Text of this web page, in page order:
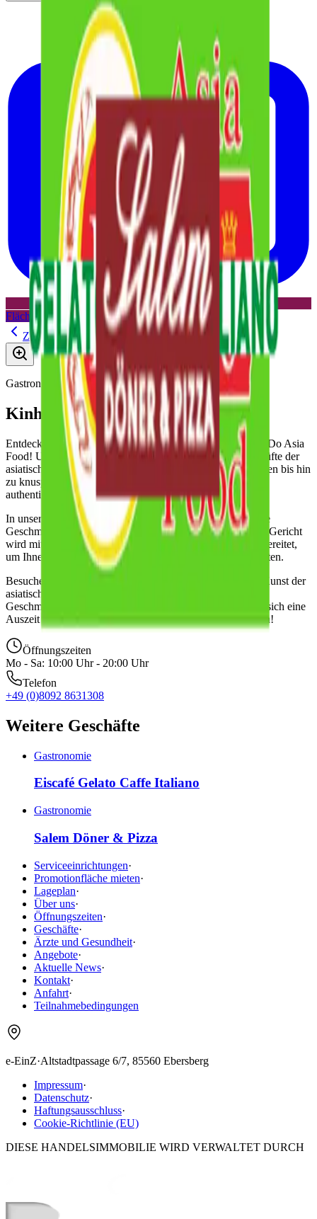
Fläche flexibel mieten
Zurück zur Übersicht
Gastronomie
Kinh Do Asia Food
Entdecken Sie die kulinarische Vielfalt Vietnams bei Kinh Do Asia
Food! Unser Restaurant lädt Sie ein, in die Aromen und Düfte der
asiatischen Küche einzutauchen. Von köstlichen Pho-Suppen bis hin
zu knusprigen Frühlingsrollen bieten wir eine breite Palette
authentischer Gerichte.
In unserem gemütlichen Ambiente können Sie sich auf eine
Geschmacksreise begeben, die Ihre Sinne verwöhnt. Jedes Gericht
wird mit frischen Zutaten und traditionellen Gewürzen zubereitet,
um Ihnen ein unvergessliches kulinarisches Erlebnis zu bieten.
Besuchen Sie Kinh Do Asia Food und entdecken Sie die Kunst der
asiatischen Kochkunst. Hier verbinden sich Qualität und
Geschmack zu einem Fest für Ihren Gaumen. Gönnen Sie sich eine
Auszeit vom Alltag und lassen Sie sich von uns verwöhnen!
Öffnungszeiten
Mo - Sa: 10:00 Uhr - 20:00 Uhr
Telefon
+49 (0)8092 8631308
Weitere Geschäfte
Gastronomie
Eiscafé Gelato Caffe Italiano
Gastronomie
Salem Döner & Pizza
Serviceeinrichtungen·
Promotionfläche mieten·
Lageplan·
Über uns·
Öffnungszeiten·
Geschäfte·
Ärzte und Gesundheit·
Angebote·
Aktuelle News·
Kontakt·
Anfahrt·
Teilnahmebedingungen
e-EinZ·Altstadtpassage 6/7, 85560 Ebersberg
Impressum·
Datenschutz·
Haftungsausschluss·
Cookie-Richtlinie (EU)
DIESE HANDELSIMMOBILIE WIRD VERWALTET DURCH